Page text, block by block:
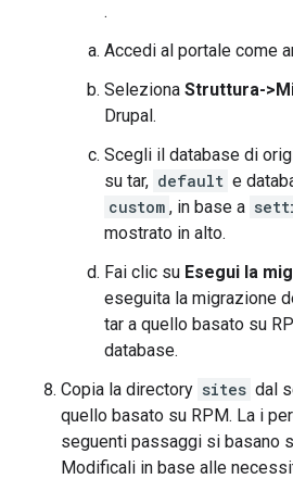
.
Accedi al portale come
Seleziona Struttura-
Drupal.
Scegli il database di
su tar, default e
custom , in base a
mostrato in alto.
Fai clic su Esegui la
eseguita la migrazione
tar a quello basato su
database.
Copia la directory sites dal
quello basato su RPM. La i
seguenti passaggi si basano
Modificali in base alle